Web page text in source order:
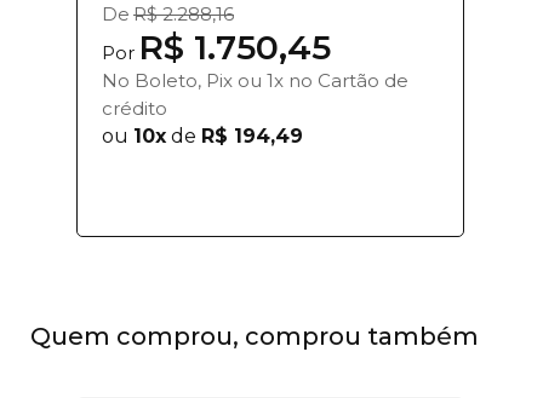
De R$ 2.288,16
Por R$ 1.750,45
No Boleto, Pix ou 1x no Cartão de
crédito
ou 10x de R$ 194,49
Quem comprou, comprou também